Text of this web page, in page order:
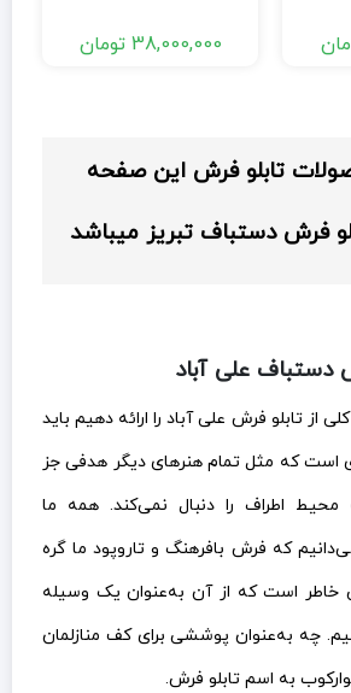
38,000,000 تومان
تابلو فرش این صفحه
فرش دستباف تبریز میباشد
دستباف علی آباد
از تابلو فرش علی آباد را ارائه دهیم باید
است که مثل تمام هنرهای دیگر هدفی جز
اطراف را دنبال نمی‌کند. همه ما
که فرش بافرهنگ و تاروپود ما گره
است که از آن به‌عنوان یک وسیله
چه به‌عنوان پوششی برای کف منازلمان
به اسم تابلو فرش.